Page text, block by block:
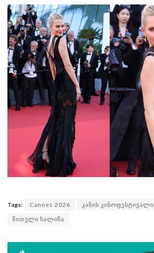
Tags: Cannes 2026
კანის კინოფესტივალი
წითელი ხალიჩა